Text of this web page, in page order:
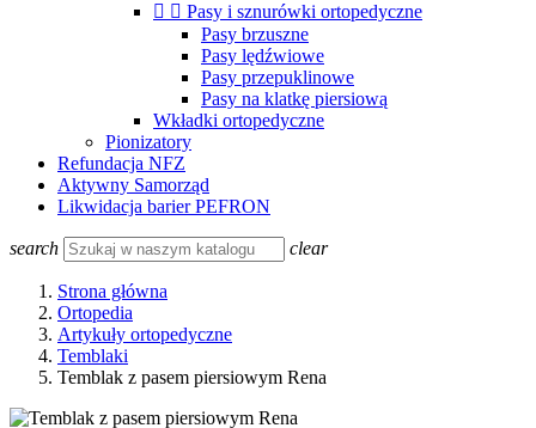
  Pasy i sznurówki ortopedyczne
Pasy brzuszne
Pasy lędźwiowe
Pasy przepuklinowe
Pasy na klatkę piersiową
Wkładki ortopedyczne
Pionizatory
Refundacja NFZ
Aktywny Samorząd
Likwidacja barier PEFRON
search clear
Strona główna
Ortopedia
Artykuły ortopedyczne
Temblaki
Temblak z pasem piersiowym Rena